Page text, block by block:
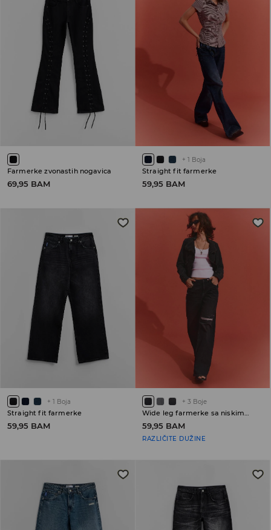
Farmerke zvonastih nogavica
69,95 BAM
+ 1 Boja
Straight fit farmerke
59,95 BAM
+ 1 Boja
Straight fit farmerke
59,95 BAM
+ 3 Boje
59,95 BAM
RAZLIČITE DUŽINE